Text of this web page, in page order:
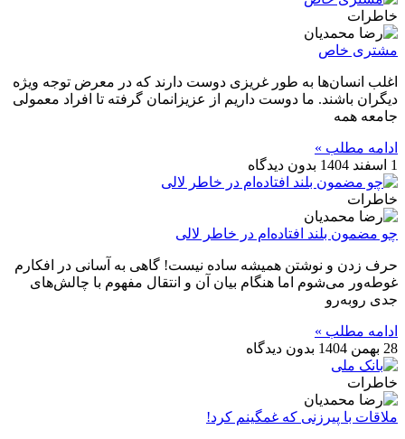
خاطرات
مشتری خاص
اغلب انسان‌ها به طور غریزی دوست دارند که در معرض توجه ویژه
دیگران باشند. ما دوست داریم از عزیزانمان گرفته تا افراد معمولی
جامعه همه
ادامه مطلب »
1 اسفند 1404
بدون دیدگاه
خاطرات
چو مضمون بلند افتاده‌ام در خاطر لالی
حرف زدن و نوشتن همیشه ساده نیست! گاهی به آسانی در افکارم
غوطه‌ور می‌شوم اما هنگام بیان آن و انتقال مفهوم با چالش‌های
جدی روبه‌رو
ادامه مطلب »
28 بهمن 1404
بدون دیدگاه
خاطرات
ملاقات با پیرزنی که غمگینم کرد!